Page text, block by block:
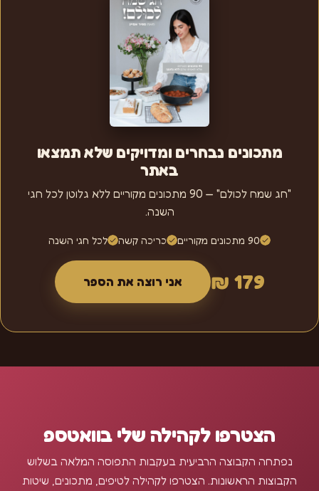
מתכונים נבחרים ומדויקים שלא תמצאו
באתר
"חג שמח לכולם" — 90 מתכונים מקוריים ללא גלוטן לכל חגי
השנה.
90 מתכונים מקוריים כריכה קשה לכל חגי השנה
179 ₪ אני רוצה את הספר
הצטרפו לקהילה שלי בוואטספ
נפתחה הקבוצה הרביעית בעקבות התפוסה המלאה בשלוש
הקבוצות הראשונות. הצטרפו לקהילה לטיפים, מתכונים, שיטות